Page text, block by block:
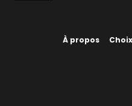
À propos